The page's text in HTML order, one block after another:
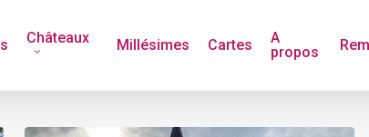
Châteaux Millésimes Cartes
A
propos